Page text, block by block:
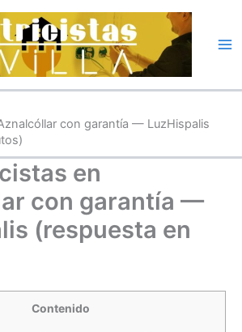
con garantía — LuzHispalis
en
con garantía —
(respuesta en
Contenido